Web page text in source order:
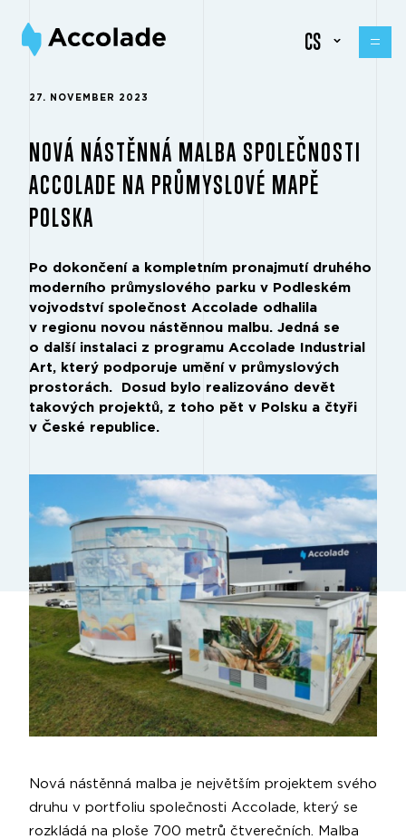
CS
27. NOVEMBER 2023
NOVÁ NÁSTĚNNÁ MALBA SPOLEČNOSTI
ACCOLADE NA PRŮMYSLOVÉ MAPĚ
POLSKA
Po dokončení a kompletním pronajmutí druhého
moderního průmyslového parku v Podleském
vojvodství společnost Accolade odhalila
v regionu novou nástěnnou malbu. Jedná se
o další instalaci z programu Accolade Industrial
Art, který podporuje umění v průmyslových
prostorách. Dosud bylo realizováno devět
takových projektů, z toho pět v Polsku a čtyři
v České republice.
Nová nástěnná malba je největším projektem svého
druhu v portfoliu společnosti Accolade, který se
rozkládá na ploše 700 metrů čtverečních. Malba